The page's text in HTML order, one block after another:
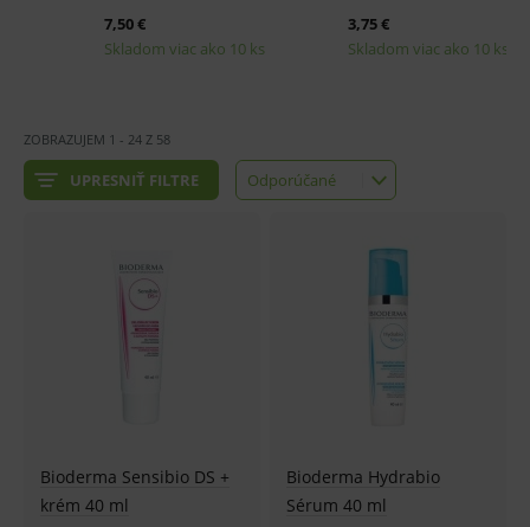
UPRESNIŤ FILTRE Odporúčané
Odporúčané
ZOBRAZUJEM 1 - 24 Z 58
Bioderma Sensibio DS +
krém 40 ml
Bioderma Hydrabio
Sérum 40 ml